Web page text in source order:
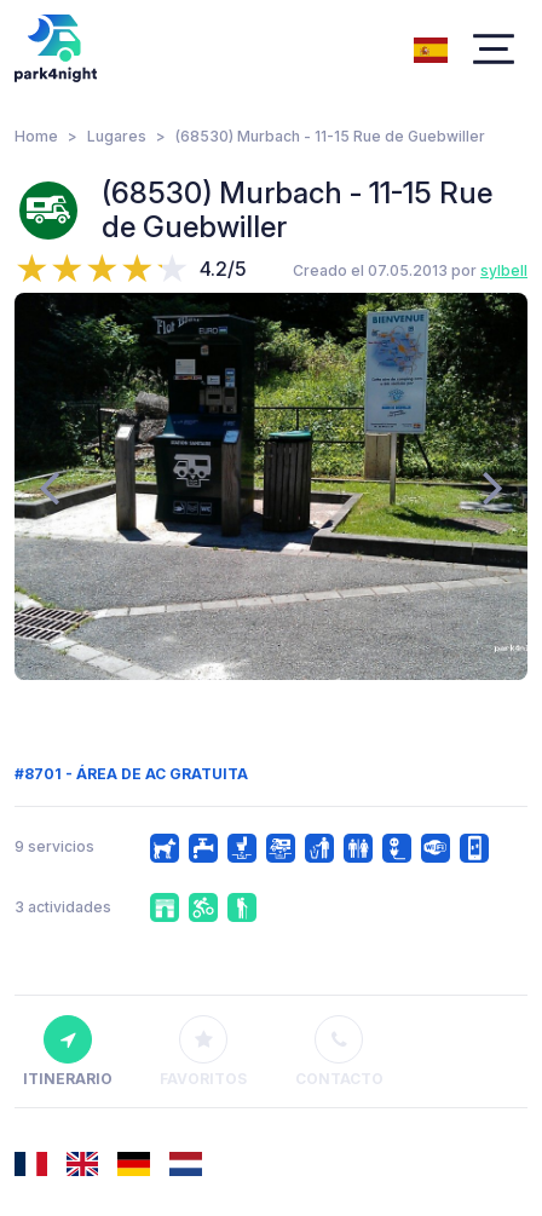
Home Lugares (68530) Murbach - 11-15 Rue de Guebwiller
(68530) Murbach - 11-15 Rue
de Guebwiller
4.2/5 Creado el 07.05.2013 por sylbell
#8701 - ÁREA DE AC GRATUITA
9 servicios
3 actividades
ITINERARIO FAVORITOS CONTACTO